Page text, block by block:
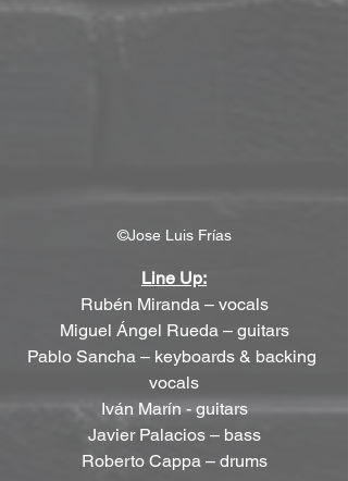
©Jose Luis Frías
Line Up:
Rubén Miranda – vocals
Miguel Ángel Rueda – guitars
Pablo Sancha – keyboards & backing
vocals
Iván Marín - guitars
Javier Palacios – bass
Roberto Cappa – drums